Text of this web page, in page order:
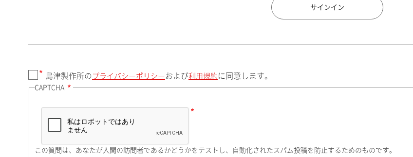
町名・番地（勤務先）
サインイン
島津製作所の プライバシーポリシー および利用規約 に同意します。
CAPTCHA
この質問は、あなたが人間の訪問者であるかどうかをテストし、自動化されたスパム投稿を防止するためのものです。